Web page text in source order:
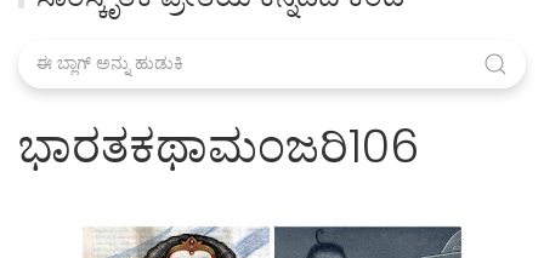
ಭಾರತಕಥಾಮಂಜರಿ106